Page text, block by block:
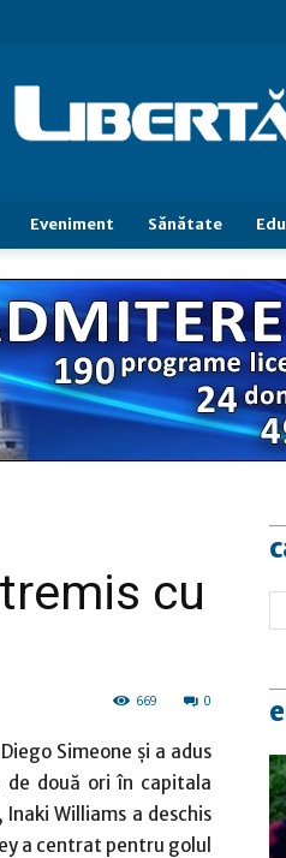
Cuvântul
Libertăţii
Eveniment Sănătate
cu
0
669
Simeone şi a adus
două ori în capitala
Williams a deschis
a centrat pentru golul